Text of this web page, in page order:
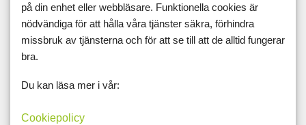
kosttillskott
kostvanor kött
kroppsfett
kroppsuppfattning
kroppsviktsövningar
kroppsviktspass
kyckling
lågkalori lågkolhydrat
lax
lcd LCHF
på din enhet eller webbläsare. Funktionella cookies är
nödvändiga för att hålla våra tjänster säkra, förhindra
missbruk av tjänsterna och för att se till att de alltid fungerar
bra.
Du kan läsa mer i vår:
Cookiepolicy